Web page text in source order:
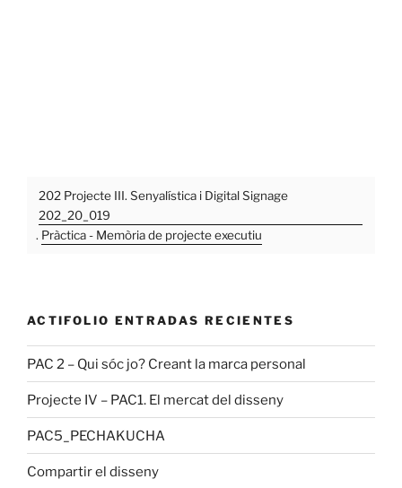
202 Projecte III. Senyalística i Digital Signage
202_20_019
. Pràctica - Memòria de projecte executiu
ACTIFOLIO ENTRADAS RECIENTES
PAC 2 – Qui sóc jo? Creant la marca personal
Projecte IV – PAC1. El mercat del disseny
PAC5_PECHAKUCHA
Compartir el disseny